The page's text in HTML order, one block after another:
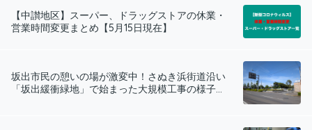
【中讃地区】スーパー、ドラッグストアの休業・
営業時間変更まとめ【5月15日現在】
坂出市民の憩いの場が激変中！さぬき浜街道沿い
「坂出緩衝緑地」で始まった大規模工事の様子...